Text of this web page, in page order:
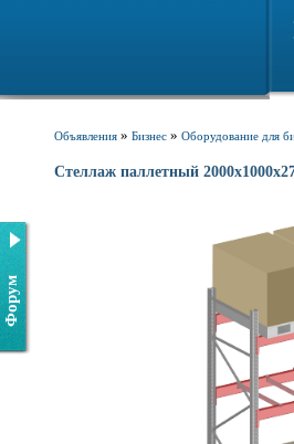
Форум
Объявления » Бизнес » Оборудование для
Стеллаж паллетный